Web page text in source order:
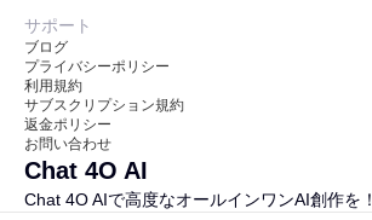
サポート
ブログ
プライバシーポリシー
利用規約
サブスクリプション規約
返金ポリシー
お問い合わせ
Chat 4O AI
Chat 4O AIで高度なオールインワンAI創作を！